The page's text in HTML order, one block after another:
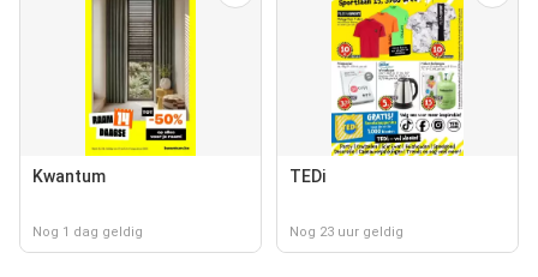
Kwantum
Nog 1 dag geldig
TEDi
Nog 23 uur geldig